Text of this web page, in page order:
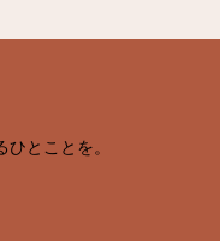
とことを。